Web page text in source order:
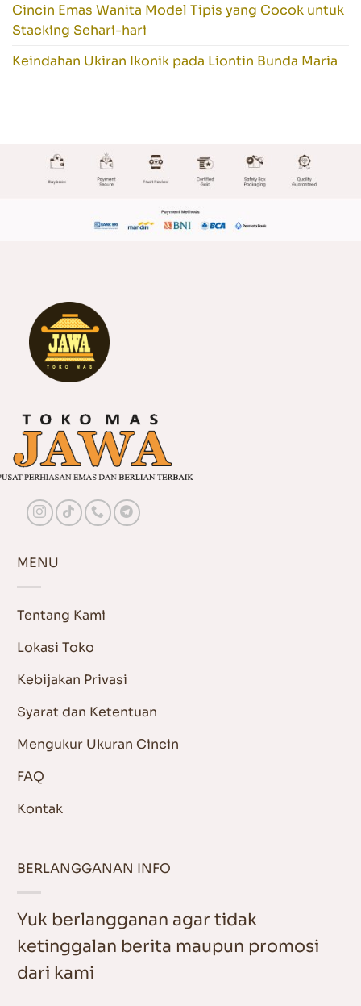
Cincin Emas Wanita Model Tipis yang Cocok untuk
Stacking Sehari-hari
Keindahan Ukiran Ikonik pada Liontin Bunda Maria
MENU
Tentang Kami
Lokasi Toko
Kebijakan Privasi
Syarat dan Ketentuan
Mengukur Ukuran Cincin
FAQ
Kontak
BERLANGGANAN INFO
Yuk berlangganan agar tidak
ketinggalan berita maupun promosi
dari kami